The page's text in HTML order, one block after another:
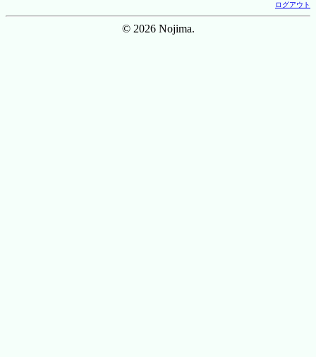
ログアウト
© 2026 Nojima.